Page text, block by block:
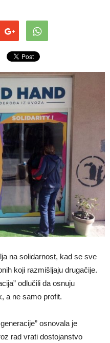
na solidarnost, kad se sve
koji razmišljaju drugačije.
odlučili da osnuju
a ne samo profit.
osnovala je
rad vrati dostojanstvo